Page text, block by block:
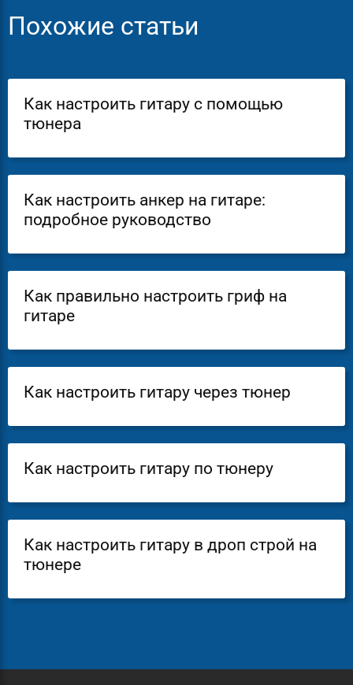
Похожие статьи
Как настроить гитару с помощью
тюнера
Как настроить анкер на гитаре:
подробное руководство
Как правильно настроить гриф на
гитаре
Как настроить гитару через тюнер
Как настроить гитару по тюнеру
Как настроить гитару в дроп строй на
тюнере